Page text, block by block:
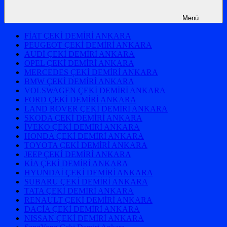
Menü
FİAT ÇEKİ DEMİRİ ANKARA
PEUGEOT ÇEKİ DEMİRİ ANKARA
AUDİ ÇEKİ DEMİRİ ANKARA
OPEL ÇEKİ DEMİRİ ANKARA
MERCEDES ÇEKİ DEMİRİ ANKARA
BMW ÇEKİ DEMİRİ ANKARA
VOLSWAGEN ÇEKİ DEMİRİ ANKARA
FORD ÇEKİ DEMİRİ ANKARA
LAND ROVER ÇEKİ DEMİRİ ANKARA
SKODA ÇEKİ DEMİRİ ANKARA
İVEKO ÇEKİ DEMİRİ ANKARA
HONDA ÇEKİ DEMİRİ ANKARA
TOYOTA ÇEKİ DEMİRİ ANKARA
JEEP ÇEKİ DEMİRİ ANKARA
KİA ÇEKİ DEMİRİ ANKARA
HYUNDAİ ÇEKİ DEMİRİ ANKARA
SUBARU ÇEKİ DEMİRİ ANKARA
TATA ÇEKİ DEMİRİ ANKARA
RENAULT ÇEKİ DEMİRİ ANKARA
DACİA ÇEKİ DEMİRİ ANKARA
NISSAN ÇEKİ DEMİRİ ANKARA